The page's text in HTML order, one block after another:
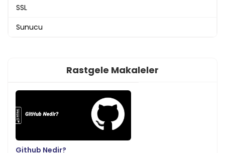
SSL
Sunucu
Rastgele Makaleler
Github Nedir?